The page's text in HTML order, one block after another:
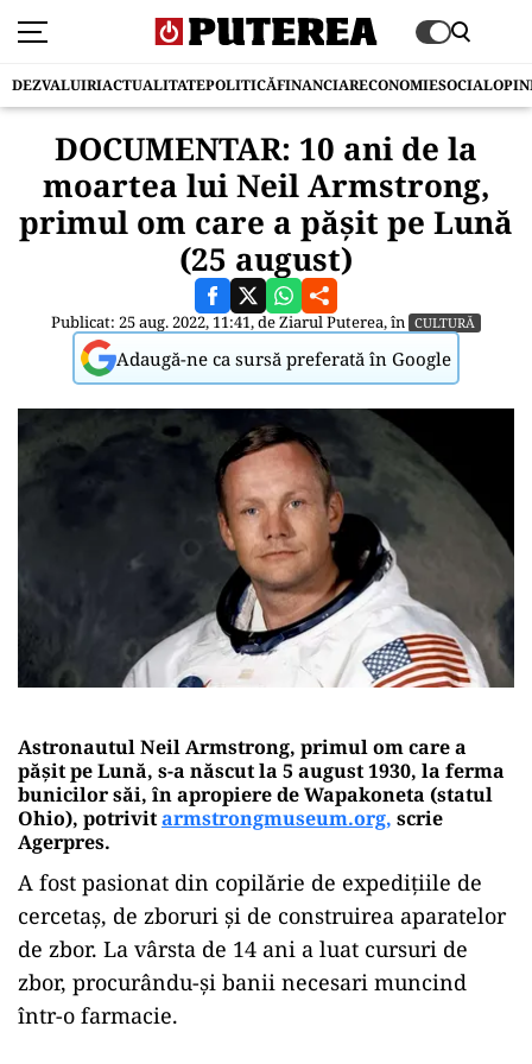
DEZVALUIRIACTUALITATEPOLITICĂFINANCIARECONOMIESOCIAL
DOCUMENTAR: 10 ani de la
moartea lui Neil Armstrong,
primul om care a păşit pe Lună
(25 august)
Publicat: 25 aug. 2022, 11:41, deZiarul Puterea, în CULTURĂ
Adaugă-ne ca sursă preferată în Google
Astronautul Neil Armstrong, primul om care a
păşit pe Lună, s-a născut la 5 august 1930, la ferma
bunicilor săi, în apropiere de Wapakoneta (statul
Ohio), potrivitarmstrongmuseum.org, scrie
Agerpres.
A fost pasionat din copilărie de expediţiile de
cercetaş, de zboruri şi de construirea aparatelor
de zbor. La vârsta de 14 ani a luat cursuri de
zbor, procurându-şi banii necesari muncind
într-o farmacie.